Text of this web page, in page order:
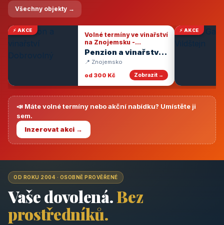
Všechny objekty →
⚡ AKCE
Volné termíny ve vinařství
na Znojemsku -
degustace vín
Penzion a vinařství
Dobrovolný
📍 Znojemsko
od 300 Kč
Zobrazit →
⚡ AKCE
📣 Máte volné termíny nebo akční nabídku? Umístěte ji
sem.
Inzerovat akci →
OD ROKU 2004 · OSOBNĚ PROVĚŘENÉ
Vaše dovolená.Bez
prostředníků.